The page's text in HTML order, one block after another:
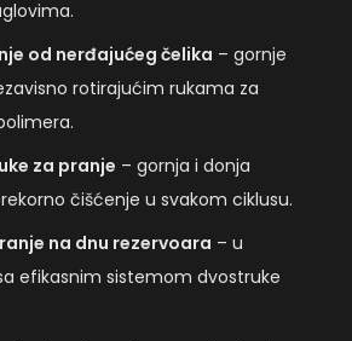
od nerđajućeg čelika – gornje
rotirajućim rukama za
za pranje – gornja i donja
čišćenje u svakom ciklusu.
na dnu rezervoara – u
efikasnim sistemom dvostruke